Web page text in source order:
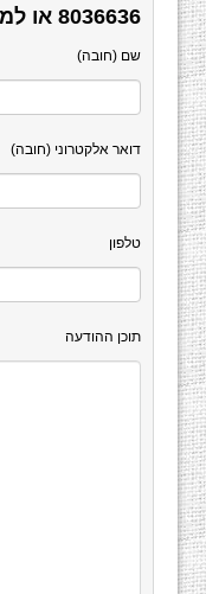
8036636 או
שם (חובה)
דואר אלקטרוני (חובה)
טלפון
תוכן ההודעה